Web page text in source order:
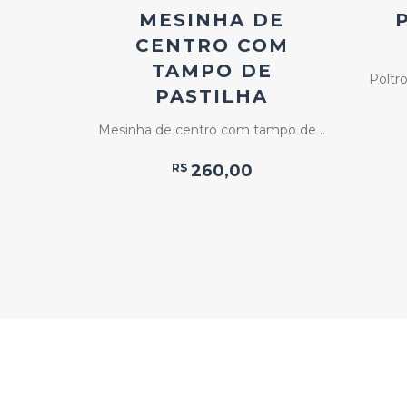
MESINHA DE
CENTRO COM
TAMPO DE
PASTILHA
Mesinha de centro com tampo de ..
R$ 260,00